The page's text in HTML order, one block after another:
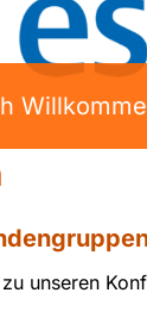
unseren